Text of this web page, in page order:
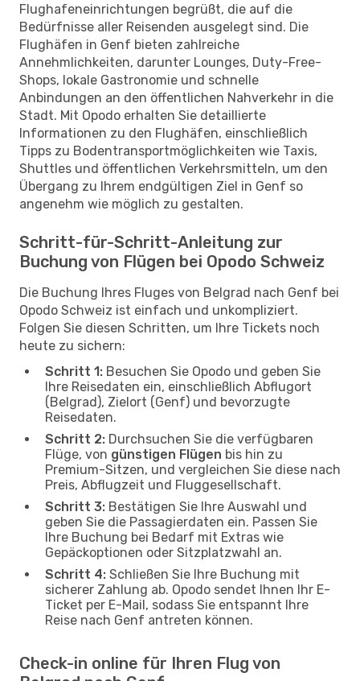
Flughafeneinrichtungen begrüßt, die auf die
Bedürfnisse aller Reisenden ausgelegt sind. Die
Flughäfen in Genf bieten zahlreiche
Annehmlichkeiten, darunter Lounges, Duty-Free-
Shops, lokale Gastronomie und schnelle
Anbindungen an den öffentlichen Nahverkehr in die
Stadt. Mit Opodo erhalten Sie detaillierte
Informationen zu den Flughäfen, einschließlich
Tipps zu Bodentransportmöglichkeiten wie Taxis,
Shuttles und öffentlichen Verkehrsmitteln, um den
Übergang zu Ihrem endgültigen Ziel in Genf so
angenehm wie möglich zu gestalten.
Schritt-für-Schritt-Anleitung zur
Buchung von Flügen bei Opodo Schweiz
Die Buchung Ihres Fluges von Belgrad nach Genf bei
Opodo Schweiz ist einfach und unkompliziert.
Folgen Sie diesen Schritten, um Ihre Tickets noch
heute zu sichern:
Schritt 1: Besuchen Sie Opodo und geben Sie
Ihre Reisedaten ein, einschließlich Abflugort
(Belgrad), Zielort (Genf) und bevorzugte
Reisedaten.
Schritt 2: Durchsuchen Sie die verfügbaren
Flüge, von günstigen Flügen bis hin zu
Premium-Sitzen, und vergleichen Sie diese nach
Preis, Abflugzeit und Fluggesellschaft.
Schritt 3: Bestätigen Sie Ihre Auswahl und
geben Sie die Passagierdaten ein. Passen Sie
Ihre Buchung bei Bedarf mit Extras wie
Gepäckoptionen oder Sitzplatzwahl an.
Schritt 4: Schließen Sie Ihre Buchung mit
sicherer Zahlung ab. Opodo sendet Ihnen Ihr E-
Ticket per E-Mail, sodass Sie entspannt Ihre
Reise nach Genf antreten können.
Check-in online für Ihren Flug von